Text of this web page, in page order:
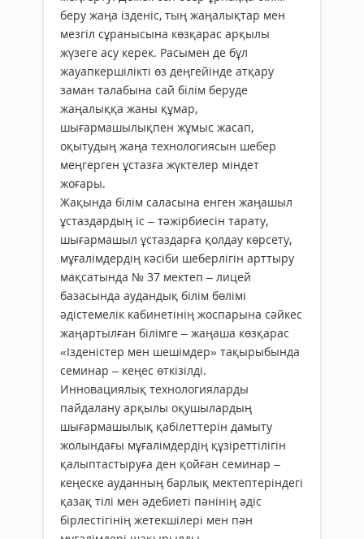
беру жаңа ізденіс, тың жаңалықтар мен
мезгіл сұранысына көзқарас арқылы
жүзеге асу керек. Расымен де бұл
жауапкершілікті өз деңгейінде атқару
заман талабына сай білім беруде
жаңалыққа жаны құмар,
шығармашылықпен жұмыс жасап,
оқытудың жаңа технологиясын шебер
меңгерген ұстазға жүктелер міндет
жоғары.
Жақында білім саласына енген жаңашыл
ұстаздардың іс – тәжірбиесін тарату,
шығармашыл ұстаздарға қолдау көрсету,
мұғалімдердің кәсіби шеберлігін арттыру
мақсатында № 37 мектеп – лицей
базасында аудандық білім бөлімі
әдістемелік кабинетінің жоспарына сәйкес
жаңартылған білімге – жаңаша көзқарас
«Ізденістер мен шешімдер» тақырыбында
семинар – кеңес өткізілді.
Инновациялық технологияларды
пайдалану арқылы оқушылардың
шығармашылық қабілеттерін дамыту
жолындағы мұғалімдердің құзіреттілігін
қалыптастыруға ден қойған семинар –
кеңеске ауданның барлық мектептеріндегі
қазақ тілі мен әдебиеті пәнінің әдіс
бірлестігінің жетекшілері мен пән